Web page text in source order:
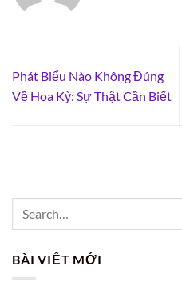
Phát Biểu Nào Không Đúng
Về Hoa Kỳ: Sự Thật Cần Biết
BÀI VIẾT MỚI